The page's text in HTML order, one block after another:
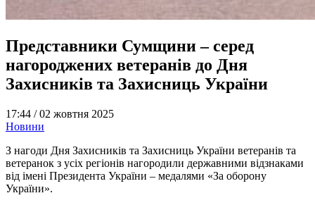
Представники Сумщини – серед
нагороджених ветеранів до Дня
Захисників та Захисниць України
17:44 /02 жовтня 2025
Новини
З нагоди Дня Захисників та Захисниць України ветеранів та
ветеранок з усіх регіонів нагородили державними відзнаками
від імені Президента України – медалями «За оборону
України».